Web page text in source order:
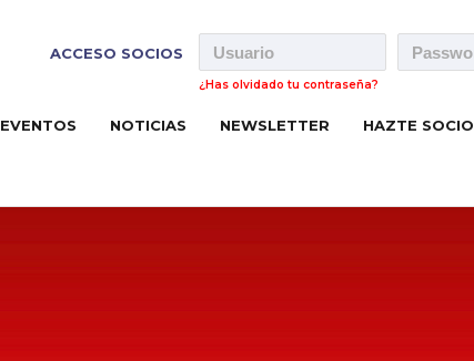
ACCESO SOCIOS
¿Has olvidado tu contraseña?
EVENTOS NOTICIAS NEWSLETTER HAZTE SOCIO